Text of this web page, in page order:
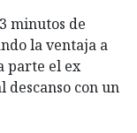
minutos de
la ventaja a
parte el ex
descanso con un